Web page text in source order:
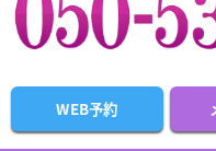
WEB予約